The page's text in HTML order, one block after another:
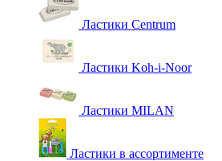
Ластики Centrum
Ластики Koh-i-Noor
Ластики MILAN
Ластики в ассортименте